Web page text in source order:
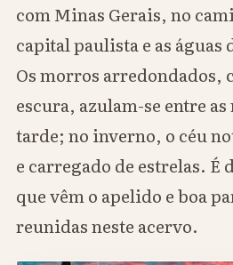
com Minas Gerais, no
capital paulista e as águas
Os morros arredondados,
escura, azulam-se entre
tarde; no inverno, o céu
e carregado de estrelas. É
que vêm o apelido e boa
reunidas neste acervo.